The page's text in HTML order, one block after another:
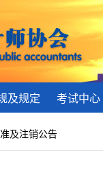
及规定 考试中心
及注销公告